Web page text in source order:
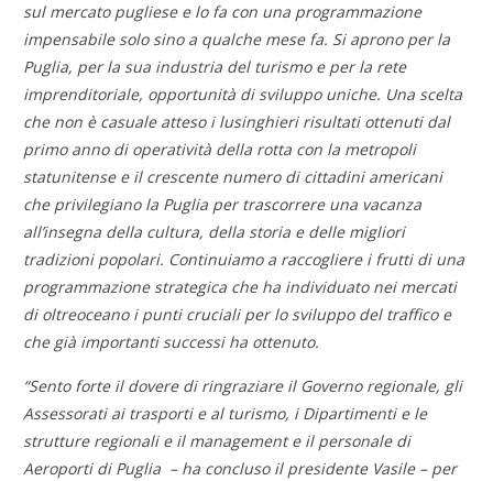
sul mercato pugliese e lo fa con una programmazione
impensabile solo sino a qualche mese fa. Si aprono per la
Puglia, per la sua industria del turismo e per la rete
imprenditoriale, opportunità di sviluppo uniche. Una scelta
che non è casuale atteso i lusinghieri risultati ottenuti dal
primo anno di operatività della rotta con la metropoli
statunitense e il crescente numero di cittadini americani
che privilegiano la Puglia per trascorrere una vacanza
all’insegna della cultura, della storia e delle migliori
tradizioni popolari. Continuiamo a raccogliere i frutti di una
programmazione strategica che ha individuato nei mercati
di oltreoceano i punti cruciali per lo sviluppo del traffico e
che già importanti successi ha ottenuto.
“Sento forte il dovere di ringraziare il Governo regionale, gli
Assessorati ai trasporti e al turismo, i Dipartimenti e le
strutture regionali e il management e il personale di
Aeroporti di Puglia – ha concluso il presidente Vasile – per